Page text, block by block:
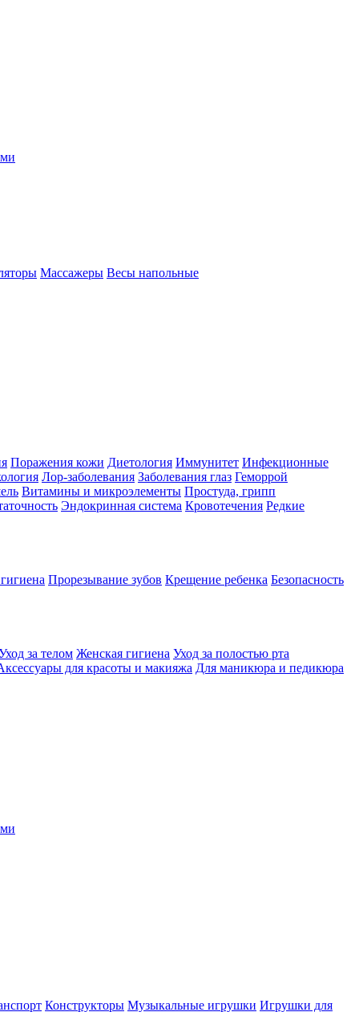
Массажеры Весы напольные
Поражения кожи Диетология Иммунитет Инфекционные
Лор-заболевания Заболевания глаз Геморрой
Витамины и микроэлементы Простуда, грипп
Эндокринная система Кровотечения Редкие
Прорезывание зубов Крещение ребенка Безопасность
за телом Женская гигиена Уход за полостью рта
для красоты и макияжа Для маникюра и педикюра
Конструкторы Музыкальные игрушки Игрушки для